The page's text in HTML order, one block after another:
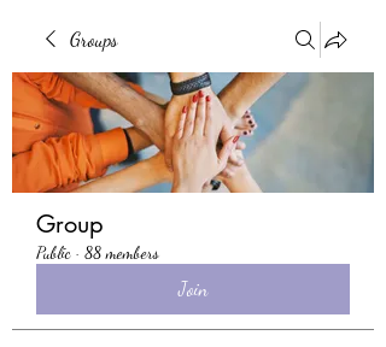
Groups
Group
Public · 88 members
Join